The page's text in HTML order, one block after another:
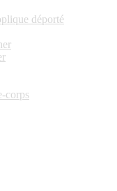
déporté
corps